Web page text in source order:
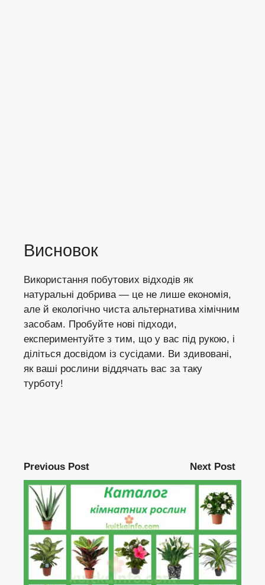
Висновок
Використання побутових відходів як
натуральні добрива — це не лише економія,
але й екологічно чиста альтернатива хімічним
засобам. Пробуйте нові підходи,
експериментуйте з тим, що у вас під рукою, і
діліться досвідом із сусідами. Ви здивовані,
як ваші рослини віддячать вас за таку
турботу!
Previous Post Next Post